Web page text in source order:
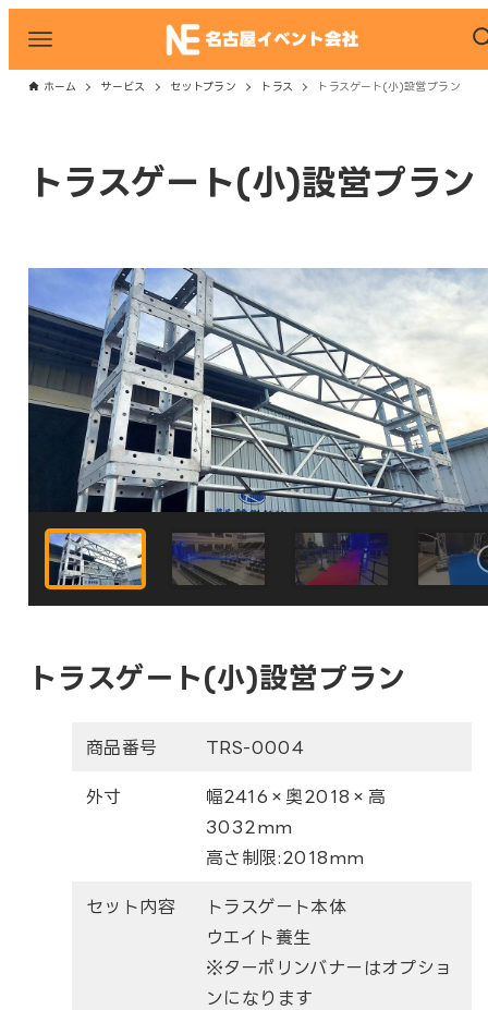
ホーム サービス セットプラン トラス トラスゲート(小)設営プラン
トラスゲート(小)設営プラン
トラスゲート(小)設営プラン
商品番号 TRS-0004
外寸
幅2416×奥2018×高
3032mm
高さ制限:2018mm
セット内容
トラスゲート本体
ウエイト養生
※ターポリンバナーはオプショ
ンになります